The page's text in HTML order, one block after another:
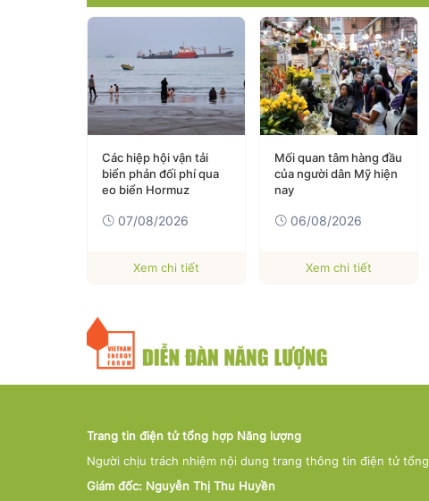
Các hiệp hội vận tải
biển phản đối phí qua
eo biển Hormuz
07/08/2026
Xem chi tiết
Mối quan tâm hàng đầu
của người dân Mỹ hiện
nay
06/08/2026
Xem chi tiết
Trang tin điện tử tổng hợp Năng lượng
Người chịu trách nhiệm nội dung trang thông tin điện tử
Giám đốc: Nguyễn Thị Thu Huyền